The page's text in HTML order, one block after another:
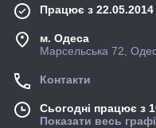
Працює з 22.05.2014
м. Одеса
Марсельська 72,
Контакти
Сьогодні працює з
Показати весь